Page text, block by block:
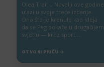
Olea Trail u Novalji ove godine
ulazi u svoje treće izdanje.
Ono što je krenulo kao ideja
da se Pag pokaže u drugačijem
svjetlu — kroz sport,...
OTVORI PRIČU →